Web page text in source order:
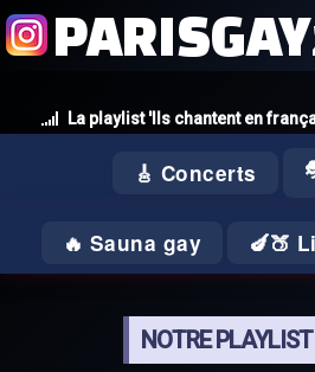
La playlist 'Ils chantent en
🎸 Concerts
🔥 Sauna gay 🍆🍑
NOTRE